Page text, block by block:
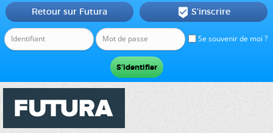
Se souvenir de moi ?
Retour sur Futura  S'inscrire